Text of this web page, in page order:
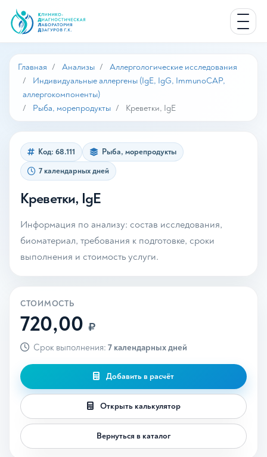
Главная Анализы
Аллергологические исследования
Индивидуальные аллергены (IgE, IgG, ImmunoCAP,
аллергокомпоненты)
Рыба, морепродукты
Креветки, IgE
Код: 68.111
Рыба, морепродукты
7 календарных дней
Креветки, IgE
Информация по анализу: состав исследования,
биоматериал, требования к подготовке, сроки
выполнения и стоимость услуги.
СТОИМОСТЬ
720,00 ₽
Срок выполнения: 7 календарных дней
Добавить в расчёт
Открыть калькулятор
Вернуться в каталог